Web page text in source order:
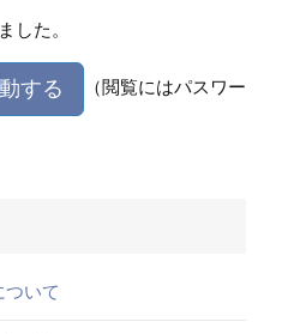
した。
する （閲覧にはパスワー
いて